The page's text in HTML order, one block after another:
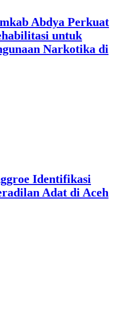
Abdya Perkuat
untuk
Narkotika di
Identifikasi
Adat di Aceh